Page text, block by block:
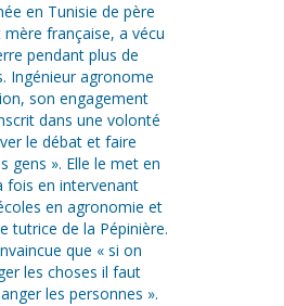
en Tunisie de père
française, a vécu
pendant plus de
Ingénieur agronome
son engagement
dans une volonté
le débat et faire
gens ». Elle le met en
en intervenant
en agronomie et
tutrice de la Pépinière.
que « si on
les choses il faut
les personnes ».